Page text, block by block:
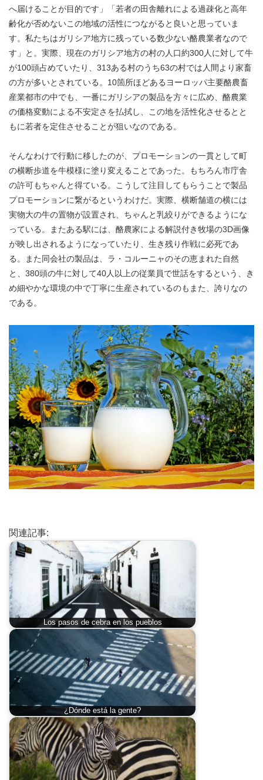
へ届けることが目的です」「若者の田舎離れによる過疎化と高年
齢化が否めないこの地域の活性につながると良いと思っていま
す。私たちはガリシア地方に残っている数少ない酪農業者なので
す」と。実際、現在のガリシア地方の村の人口約300人に対して牛
が100頭占めていたり、313ある村のうち63の村では人間より家畜
の方が多いとされている。10箇所ほどあるヨーロッパ主要酪農畜
産業都市の中でも、一番にガリシアの製品を方々に広め、酪農業
の価格変動による不安定さを払拭し、この地を活性化させるとと
もに若者を定住させることが狙いなのである。
そんなわけで行動に移したのが、プロモーションの一貫として町
の横断歩道を牛模様に塗り変えることであった。もちろん市庁舎
の許可もちゃんと得ている。こうして注目してもらうことで製品
プロモーションに繋がるというわけだ。実際、横断舗道の横には
実物大の牛の置物が設置され、ちゃんと乳絞りができるようにな
っている。またある駅には、酪農家による解説付き牧場の3D画像
が映し出されるようになっていたり、生き残り作戦に必死であ
る。また同会社の製品は、ラ・コルーニャのその恵まれた自然
と、380頭の牛に対して40人以上の従業員で世話をするという、き
め細やかな環境の中で丁寧に生産されているのもまた、誇りなの
である。
関連記事:
Los pasos de cebra en los pueblos
¿Dónde está la gente?